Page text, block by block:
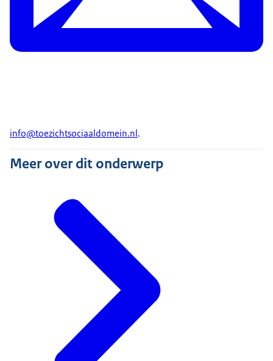
info@toezichtsociaaldomein.nl.
Meer over dit onderwerp